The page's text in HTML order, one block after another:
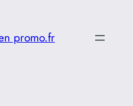
promo.fr